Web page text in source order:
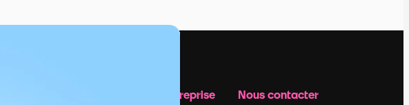
Notre entreprise Nous contacter